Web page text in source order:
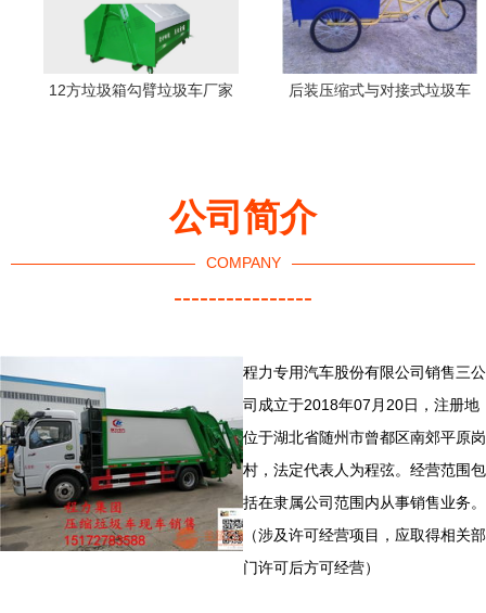
12方垃圾箱勾臂垃圾车厂家
后装压缩式与对接式垃圾车
公司简介
COMPANY
----------------
程力专用汽车股份有限公司销售三公
司成立于2018年07月20日，注册地
位于湖北省随州市曾都区南郊平原岗
村，法定代表人为程弦。经营范围包
括在隶属公司范围内从事销售业务。
（涉及许可经营项目，应取得相关部
门许可后方可经营）